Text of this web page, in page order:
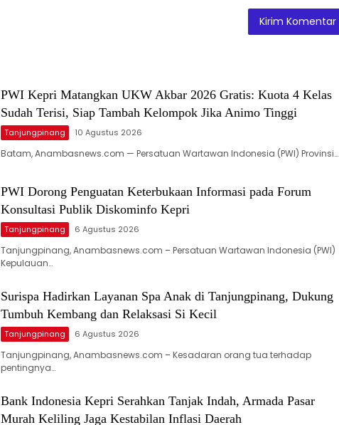
PWI Kepri Matangkan UKW Akbar 2026 Gratis: Kuota 4 Kelas
Sudah Terisi, Siap Tambah Kelompok Jika Animo Tinggi
Tanjungpinang 10 Agustus 2026
Batam, Anambasnews.com — Persatuan Wartawan Indonesia (PWI) Provinsi…
PWI Dorong Penguatan Keterbukaan Informasi pada Forum
Konsultasi Publik Diskominfo Kepri
Tanjungpinang 6 Agustus 2026
Tanjungpinang, Anambasnews.com – Persatuan Wartawan Indonesia (PWI)
Kepulauan…
Surispa Hadirkan Layanan Spa Anak di Tanjungpinang, Dukung
Tumbuh Kembang dan Relaksasi Si Kecil
Tanjungpinang 6 Agustus 2026
Tanjungpinang, Anambasnews.com – Kesadaran orang tua terhadap
pentingnya…
Bank Indonesia Kepri Serahkan Tanjak Indah, Armada Pasar
Murah Keliling Jaga Kestabilan Inflasi Daerah